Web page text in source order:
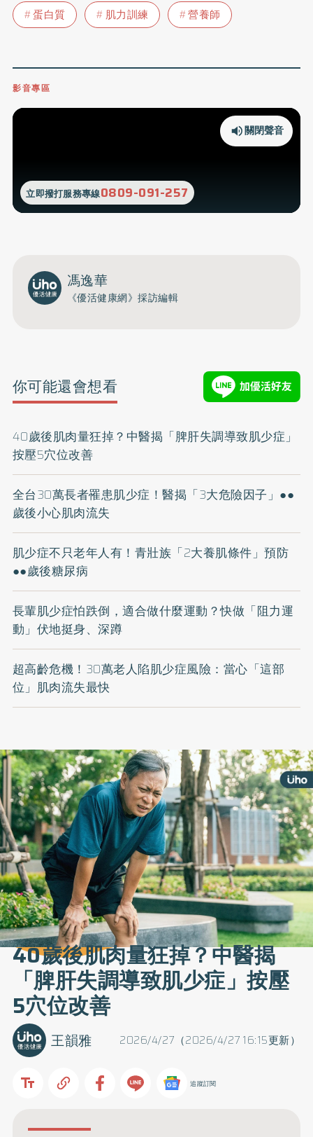
蛋白質
肌力訓練 營養師
影音專區
立即撥打服務專線0809-091-257
關閉聲音
馮逸華
《優活健康網》採訪編輯
你可能還會想看
40歲後肌肉量狂掉？中醫揭「脾肝失調導致肌少症」
按壓5穴位改善
全台30萬長者罹患肌少症！醫揭「3大危險因子」●●
歲後小心肌肉流失
肌少症不只老年人有！青壯族「2大養肌條件」預防
●●歲後糖尿病
長輩肌少症怕跌倒，適合做什麼運動？快做「阻力運
動」伏地挺身、深蹲
超高齡危機！30萬老人陷肌少症風險：當心「這部
位」肌肉流失最快
40歲後肌肉量狂掉？中醫揭
「脾肝失調導致肌少症」按壓
5穴位改善
2026/4/27（2026/4/27 16:15更新）
王韻雅
追蹤訂閱